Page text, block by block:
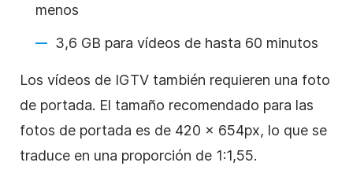
menos
3,6 GB para vídeos de hasta 60 minutos
Los vídeos de IGTV también requieren una foto
de portada. El tamaño recomendado para las
fotos de portada es de 420 x 654px, lo que se
traduce en una proporción de 1:1,55.